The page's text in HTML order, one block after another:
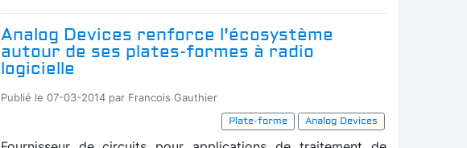
Analog Devices renforce l'écosystème
autour de ses plates-formes à radio
logicielle
Publié le 07-03-2014 par Francois Gauthier
Plate-forme
Analog Devices